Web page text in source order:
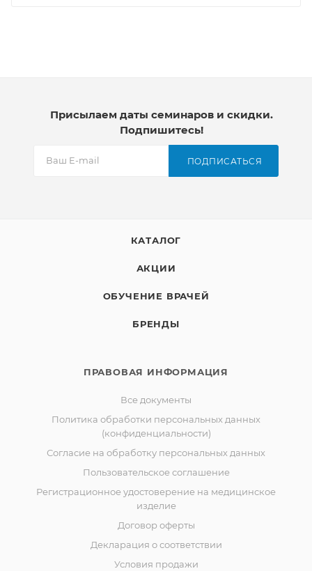
Присылаем даты семинаров и скидки.
Подпишитесь!
ПОДПИСАТЬСЯ
КАТАЛОГ
АКЦИИ
ОБУЧЕНИЕ ВРАЧЕЙ
БРЕНДЫ
ПРАВОВАЯ ИНФОРМАЦИЯ
Все документы
Политика обработки персональных данных
(конфиденциальности)
Согласие на обработку персональных данных
Пользовательское соглашение
Регистрационное удостоверение на медицинское
изделие
Договор оферты
Декларация о соответствии
Условия продажи